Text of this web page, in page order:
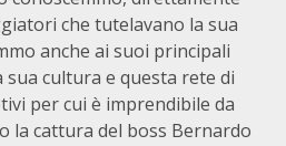
che tutelavano la sua
anche ai suoi principali
sua cultura e questa rete di
per cui è imprendibile da
la cattura del boss Bernardo